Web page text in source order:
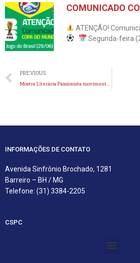
COMUNICADO
ATENÇÃO!
Segunda-feira
Anterior
PREVIOUS
Mostra Literária Passionista movimenta comunidade escolar
INFORMAÇÕES DE CONTATO
Avenida Sinfrônio Brochado, 1281
Barreiro – BH / MG
Telefone: (31) 3384-2205
CSPC
Menu